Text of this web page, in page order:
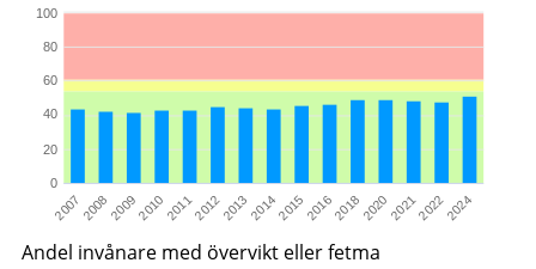
200720082009201020112012201320142015201620182020202120222024
0
20
40
60
80
100
Andel invånare med övervikt eller fetma